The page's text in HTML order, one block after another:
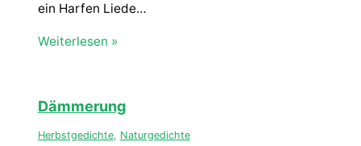
ein Harfen Liede…
Weiterlesen »
Dämmerung
Herbstgedichte, Naturgedichte